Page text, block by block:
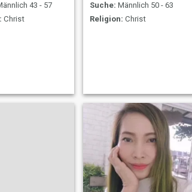
43 - 57
Christ
Suche: Männlich 50 - 63
Religion: Christ